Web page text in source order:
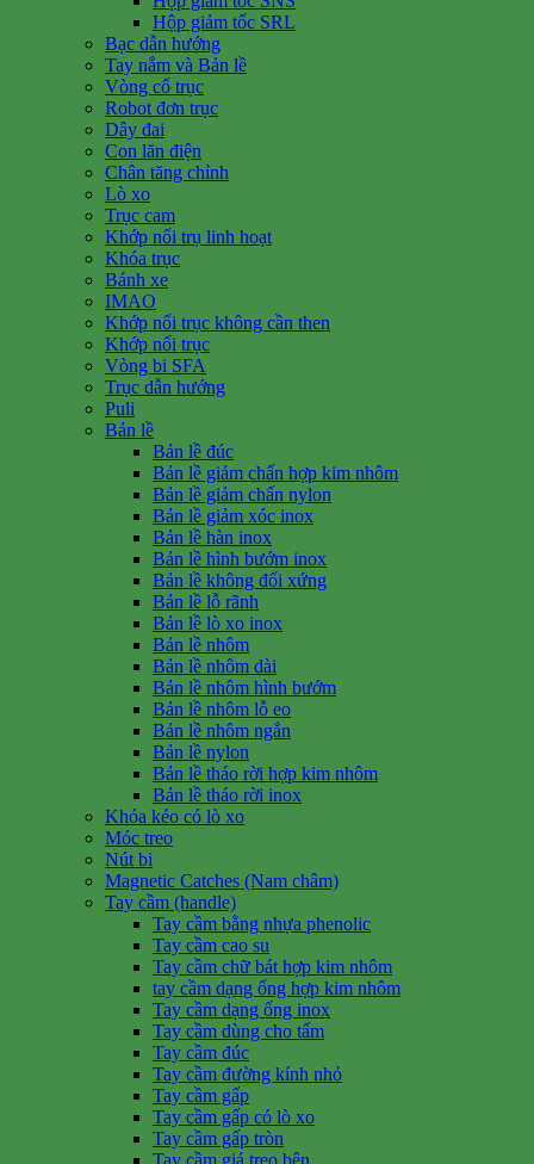
Hộp giảm tốc SRL
Bạc dẫn hướng
Tay nắm và Bản lề
Vòng cổ trục
Robot đơn trục
Dây đai
Con lăn điện
Chân tăng chỉnh
Lò xo
Trục cam
Khớp nối trụ linh hoạt
Khóa trục
Bánh xe
IMAO
Khớp nối trục không cần then
Khớp nối trục
Vòng bi SFA
Trục dẫn hướng
Puli
Bản lề
Bản lề đúc
Bản lề giảm chấn hợp kim nhôm
Bản lề giảm chấn nylon
Bản lề giảm xóc inox
Bản lề hàn inox
Bản lề hình bướm inox
Bản lề không đối xứng
Bản lề lỗ rãnh
Bản lề lò xo inox
Bản lề nhôm
Bản lề nhôm dài
Bản lề nhôm hình bướm
Bản lề nhôm lỗ eo
Bản lề nhôm ngắn
Bản lề nylon
Bản lề tháo rời hợp kim nhôm
Bản lề tháo rời inox
Khóa kéo có lò xo
Móc treo
Nút bi
Magnetic Catches (Nam châm)
Tay cầm (handle)
Tay cầm bằng nhựa phenolic
Tay cầm cao su
Tay cầm chữ bát hợp kim nhôm
tay cầm dạng ống hợp kim nhôm
Tay cầm dạng ống inox
Tay cầm dùng cho tấm
Tay cầm đúc
Tay cầm đường kính nhỏ
Tay cầm gấp
Tay cầm gấp có lò xo
Tay cầm gấp tròn
Tay cầm giá treo bên